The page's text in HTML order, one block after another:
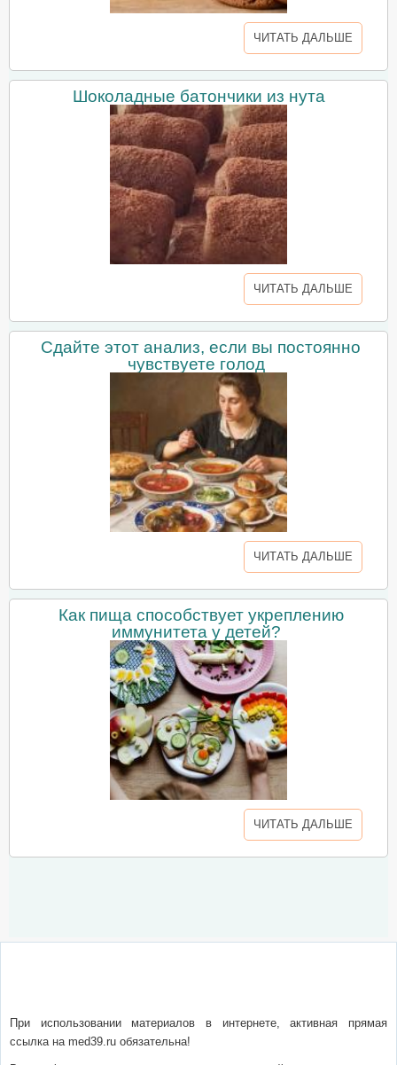
ЧИТАТЬ ДАЛЬШЕ
Шоколадные батончики из нута
ЧИТАТЬ ДАЛЬШЕ
Сдайте этот анализ, если вы постоянно
чувствуете голод
ЧИТАТЬ ДАЛЬШЕ
Как пища способствует укреплению
иммунитета у детей?
ЧИТАТЬ ДАЛЬШЕ
При использовании материалов в интернете, активная прямая
ссылка на med39.ru обязательна!